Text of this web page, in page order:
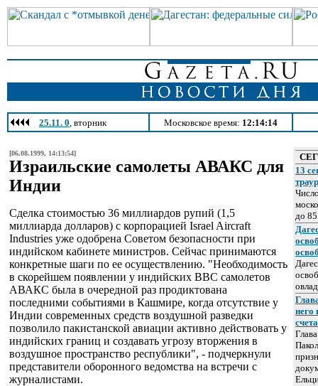
25.11. 0, вторник Московское время: 12:14:14
[06.08.1999, 14:13:54]
Израильские самолеты АВАКС для
Индии
Сделка стоимостью 36 миллиардов рупий (1,5
миллиарда долларов) с корпорацией Israel Aircraft
Industries уже одобрена Советом безопасности при
индийском кабинете министров. Сейчас принимаются
конкретные шаги по ее осуществлению. "Необходимость
в скорейшем появлении у индийских ВВС самолетов
АВАКС была в очередной раз продиктована
последними событиями в Кашмире, когда отсутствие у
Индии современных средств воздушной разведки
позволило пакистанской авиации активно действовать у
индийских границ и создавать угрозу вторжения в
воздушное пространство республики", - подчеркнули
представители оборонного ведомства на встречи с
журналистами.
13
до 85
него